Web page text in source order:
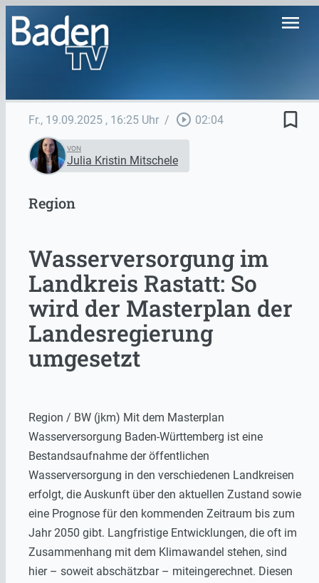
menu
Fr., 19.09.2025 , 16:25 Uhr / play_circle_outline 02:04 bookmark_border
VON
Julia Kristin Mitschele
Region
Wasserversorgung im
Landkreis Rastatt: So
wird der Masterplan der
Landesregierung
umgesetzt
Region / BW (jkm) Mit dem Masterplan
Wasserversorgung Baden-Württemberg ist eine
Bestandsaufnahme der öffentlichen
Wasserversorgung in den verschiedenen Landkreisen
erfolgt, die Auskunft über den aktuellen Zustand sowie
eine Prognose für den kommenden Zeitraum bis zum
Jahr 2050 gibt. Langfristige Entwicklungen, die oft im
Zusammenhang mit dem Klimawandel stehen, sind
hier – soweit abschätzbar – miteingerechnet. Diesen